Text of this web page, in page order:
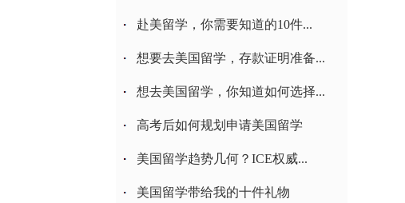
赴美留学，你需要知道的10件...
想要去美国留学，存款证明准备...
想去美国留学，你知道如何选择...
高考后如何规划申请美国留学
美国留学趋势几何？ICE权威...
美国留学带给我的十件礼物